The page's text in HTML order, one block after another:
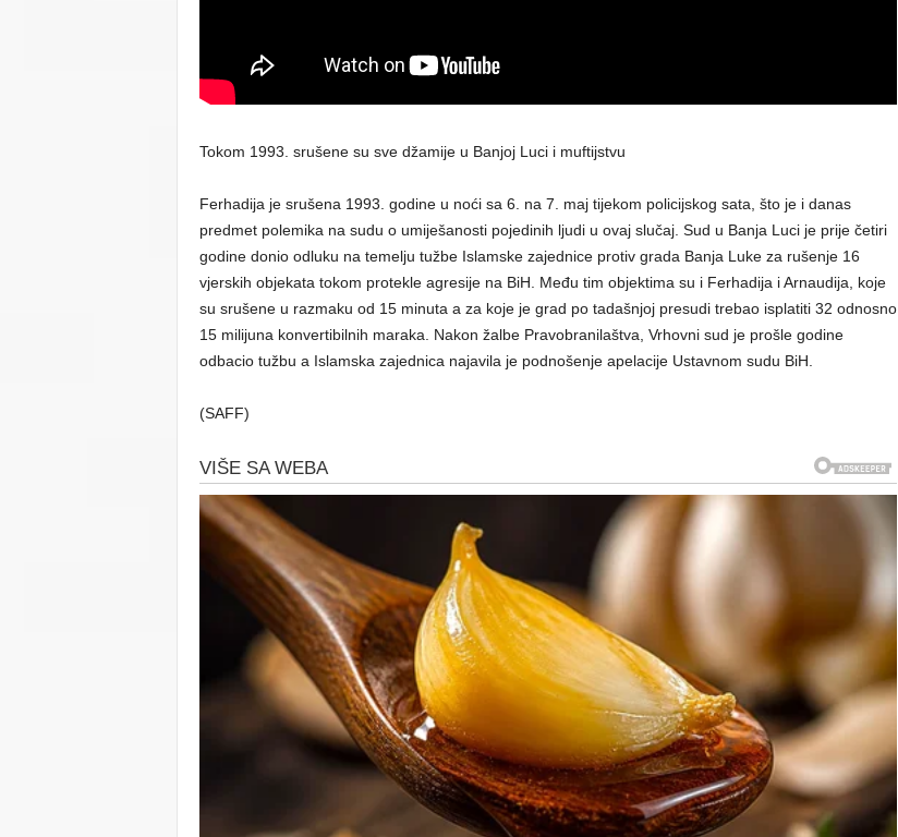
Tokom 1993. srušene su sve džamije u Banjoj Luci i muftijstvu
Ferhadija je srušena 1993. godine u noći sa 6. na 7. maj tijekom policijskog sata, što je i danas
predmet polemika na sudu o umiješanosti pojedinih ljudi u ovaj slučaj. Sud u Banja Luci je prije četiri
godine donio odluku na temelju tužbe Islamske zajednice protiv grada Banja Luke za rušenje 16
vjerskih objekata tokom protekle agresije na BiH. Među tim objektima su i Ferhadija i Arnaudija, koje
su srušene u razmaku od 15 minuta a za koje je grad po tadašnjoj presudi trebao isplatiti 32 odnosno
15 milijuna konvertibilnih maraka. Nakon žalbe Pravobranilaštva, Vrhovni sud je prošle godine
odbacio tužbu a Islamska zajednica najavila je podnošenje apelacije Ustavnom sudu BiH.
(SAFF)